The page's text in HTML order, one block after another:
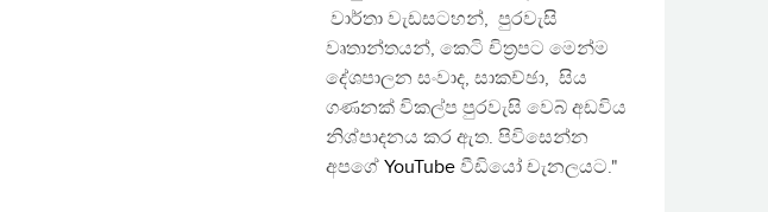
වාර්තා වැඩසටහන්, පුරවැසි
වෘතාන්තයන්, කෙටි චිත්‍රපට මෙන්ම
දේශපාලන සංවාද, සාකච්ඡා, සිය
ගණනක් විකල්ප පුරවැසි වෙබ් අඩවිය
නිශ්පාදනය කර ඇත. පිවිසෙන්න
අපගේ YouTube වීඩියෝ චැනලයට."